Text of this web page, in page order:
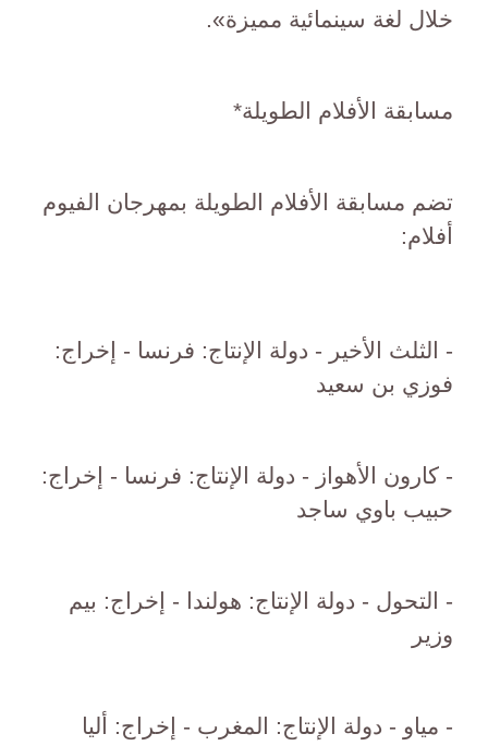
خلال لغة سينمائية مميزة».
مسابقة الأفلام الطويلة*
تضم مسابقة الأفلام الطويلة بمهرجان الفيوم
أفلام:
- الثلث الأخير - دولة الإنتاج: فرنسا - إخراج:
فوزي بن سعيد
- كارون الأهواز - دولة الإنتاج: فرنسا - إخراج:
حبيب باوي ساجد
- التحول - دولة الإنتاج: هولندا - إخراج: بيم
وزير
- مياو - دولة الإنتاج: المغرب - إخراج: أليا